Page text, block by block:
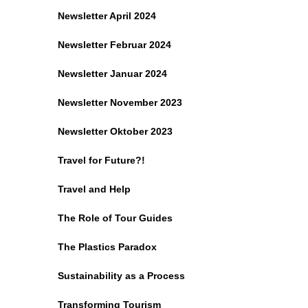
Newsletter April 2024
Newsletter Februar 2024
Newsletter Januar 2024
Newsletter November 2023
Newsletter Oktober 2023
Travel for Future?!
Travel and Help
The Role of Tour Guides
The Plastics Paradox
Sustainability as a Process
Transforming Tourism